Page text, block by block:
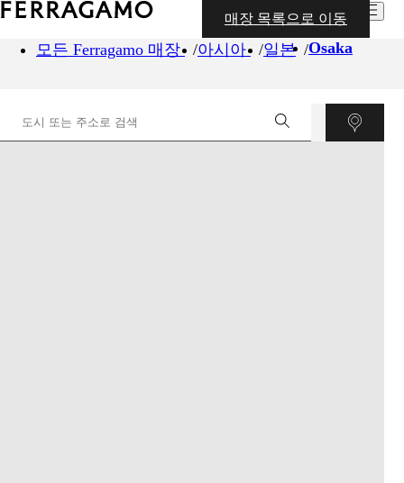
모든 Ferragamo 매장 아시아 일본 Osaka
매장 목록으로 이동
CARTO